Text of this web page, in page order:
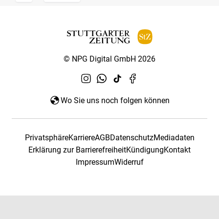
© NPG Digital GmbH 2026
Wo Sie uns noch folgen können
PrivatsphäreKarriereAGBDatenschutzMediadaten
Erklärung zur BarrierefreiheitKündigungKontakt
ImpressumWiderruf